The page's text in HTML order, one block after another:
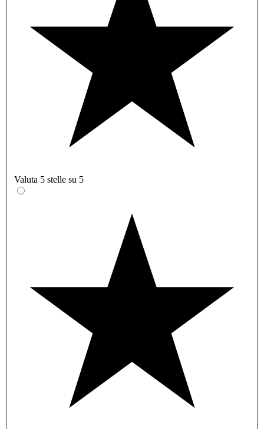
Valuta 5 stelle su 5